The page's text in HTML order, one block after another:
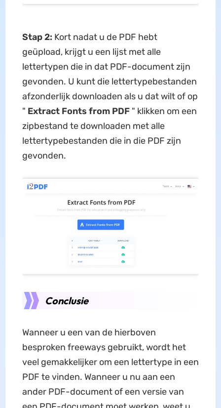
Stap 2: Kort nadat u de PDF hebt
geüpload, krijgt u een lijst met alle
lettertypen die in dat PDF-document zijn
gevonden. U kunt die lettertypebestanden
afzonderlijk downloaden als u dat wilt of op
" Extract Fonts from PDF" klikken om een ​​
zipbestand te downloaden met alle
lettertypebestanden die in die PDF zijn
gevonden.
Conclusie
Wanneer u een van de hierboven
besproken freeways gebruikt, wordt het
veel gemakkelijker om een ​​lettertype in een
PDF te vinden. Wanneer u nu aan een
ander PDF-document of een versie van